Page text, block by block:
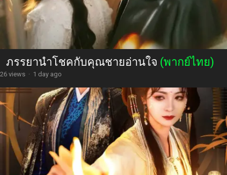
ภรรยานำโชคกับคุณชายอ่านใจ (พากย์ไทย)
26 views · 1 day ago